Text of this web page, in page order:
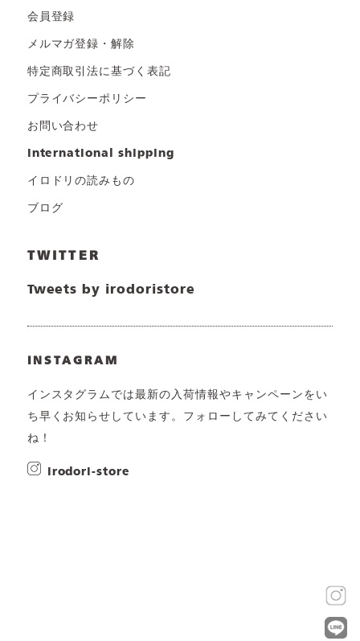
会員登録
メルマガ登録・解除
特定商取引法に基づく表記
プライバシーポリシー
お問い合わせ
international shipping
イロドリの読みもの
ブログ
TWITTER
Tweets by irodoristore
INSTAGRAM
インスタグラムでは最新の入荷情報やキャンペーンをい
ち早くお知らせしています。フォローしてみてください
ね！
irodori-store